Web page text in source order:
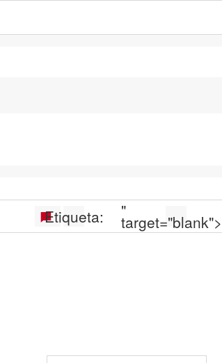
Etiqueta: "
target="blank">